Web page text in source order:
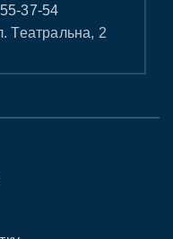
37-54
Театральна, 2